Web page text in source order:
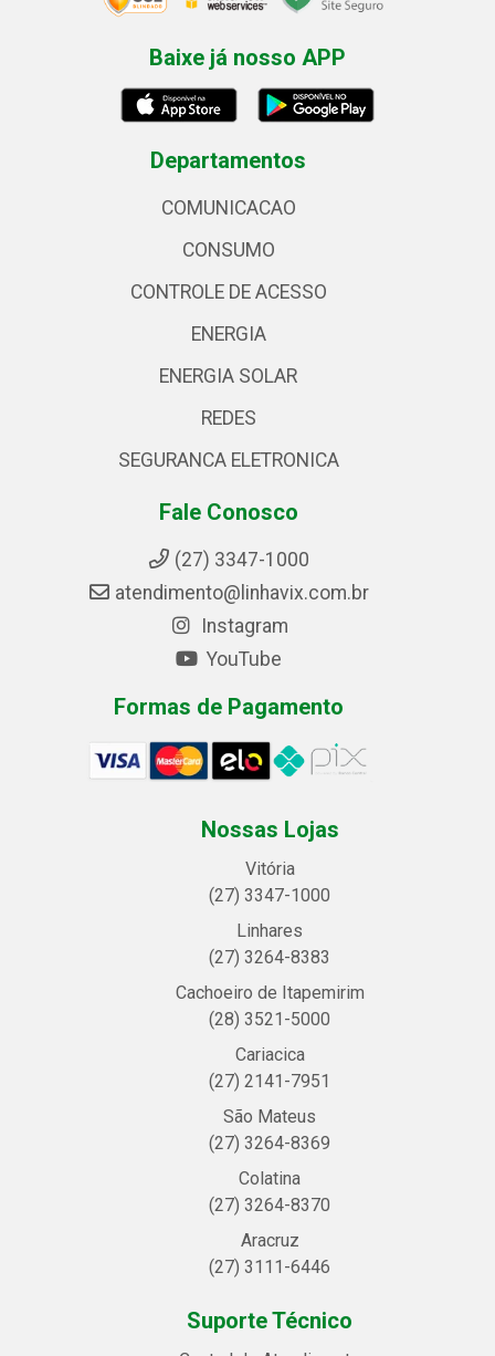
Baixe já nosso APP
Departamentos
COMUNICACAO
CONSUMO
CONTROLE DE ACESSO
ENERGIA
ENERGIA SOLAR
REDES
SEGURANCA ELETRONICA
Fale Conosco
(27) 3347-1000
atendimento@linhavix.com.br
Instagram
YouTube
Formas de Pagamento
Nossas Lojas
Vitória
(27) 3347-1000
Linhares
(27) 3264-8383
Cachoeiro de Itapemirim
(28) 3521-5000
Cariacica
(27) 2141-7951
São Mateus
(27) 3264-8369
Colatina
(27) 3264-8370
Aracruz
(27) 3111-6446
Suporte Técnico